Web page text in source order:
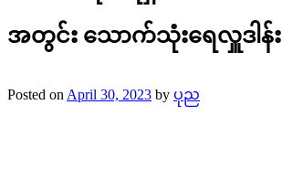
အတွင်း သောက်သုံးရေလှူဒါန်း
Posted on April 30, 2023 by ပုည